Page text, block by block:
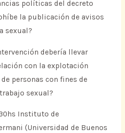
políticas del decreto
la publicación de avisos
sexual?
debería llevar
con la explotación
personas con fines de
sexual?
Instituto de
(Universidad de Buenos